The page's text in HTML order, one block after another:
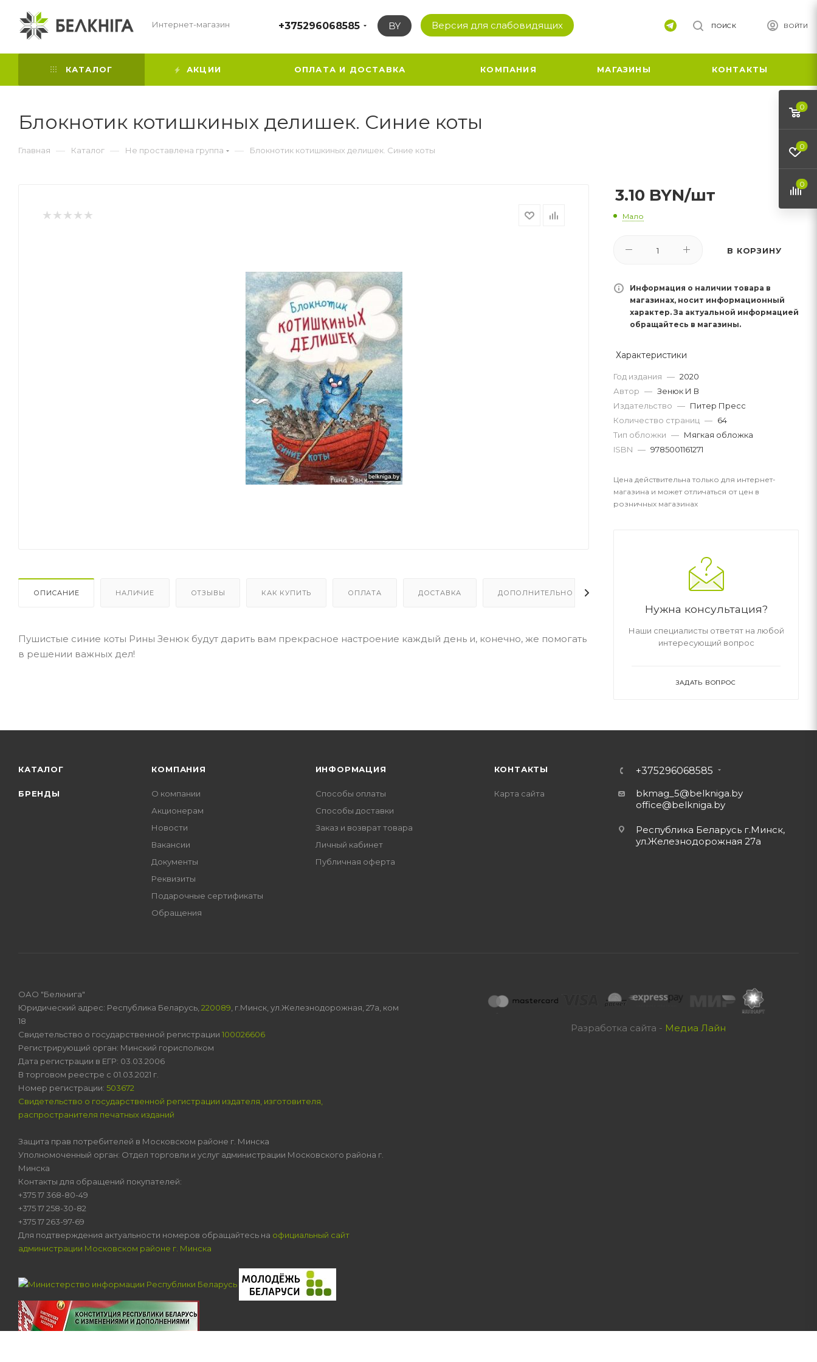
Интернет-магазин +375296068585 BY Версия для слабовидящих ВОЙТИ
ПОИСК
КАТАЛОГ АКЦИИ ОПЛАТА И ДОСТАВКА КОМПАНИЯ МАГАЗИНЫ КОНТАКТЫ
Блокнотик котишкиных делишек. Синие коты
Главная — Каталог — Не проставлена группа — Блокнотик котишкиных делишек. Синие коты
ОПИСАНИЕ НАЛИЧИЕ ОТЗЫВЫ КАК КУПИТЬ ОПЛАТА ДОСТАВКА ДОПОЛНИТЕЛЬНО
Пушистые синие коты Рины Зенюк будут дарить вам прекрасное настроение каждый день и, конечно, же помогать
в решении важных дел!
3.10 BYN/шт
Мало
В КОРЗИНУ
Информация о наличии товара в
магазинах, носит информационный
характер. За актуальной информацией
обращайтесь в магазины.
Характеристики
Год издания — 2020
Автор — Зенюк И В
Издательство — Питер Пресс
Количество страниц — 64
Тип обложки — Мягкая обложка
ISBN — 9785001161271
Цена действительна только для интернет-
магазина и может отличаться от цен в
розничных магазинах
Нужна консультация?
Наши специалисты ответят на любой
интересующий вопрос
ЗАДАТЬ ВОПРОС
КАТАЛОГ
БРЕНДЫ
КОМПАНИЯ
О компании
Акционерам
Новости
Вакансии
Документы
Реквизиты
Подарочные сертификаты
Обращения
ИНФОРМАЦИЯ
Способы оплаты
Способы доставки
Заказ и возврат товара
Личный кабинет
Публичная оферта
КОНТАКТЫ
Карта сайта
+375296068585
bkmag_5@belkniga.by
office@belkniga.by
Республика Беларусь г.Минск,
ул.Железнодорожная 27а
Разработка сайта - Медиа Лайн
ОАО "Белкнига"
Юридический адрес: Республика Беларусь, 220089 , г.Минск, ул.Железнодорожная, 27а, ком
18
Свидетельство о государственной регистрации 100026606
Регистрирующий орган: Минский горисполком
Дата регистрации в ЕГР: 03.03.2006
В торговом реестре с 01.03.2021 г.
Номер регистрации: 503672
Свидетельство о государственной регистрации издателя, изготовителя,
распространителя печатных изданий
Защита прав потребителей в Московском районе г. Минска
Уполномоченный орган: Отдел торговли и услуг администрации Московского района г.
Минска
Контакты для обращений покупателей:
+375 17 368-80-49
+375 17 258-30-82
+375 17 263-97-69
Для подтверждения актуальности номеров обращайтесь на официальный сайт
администрации Московском районе г. Минска
0
0
0